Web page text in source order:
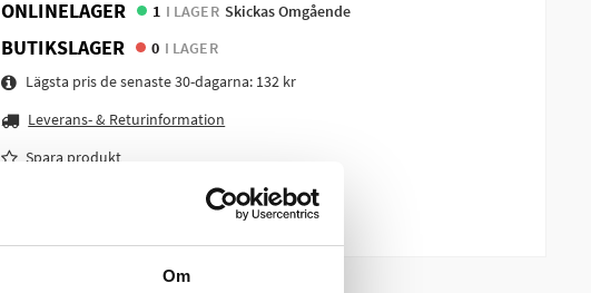
Om
ONLINELAGER 1 I LAGER Skickas Omgående
BUTIKSLAGER 0 I LAGER
Lägsta pris de senaste 30-dagarna: 132 kr
Leverans- & Returinformation
Spara produkt